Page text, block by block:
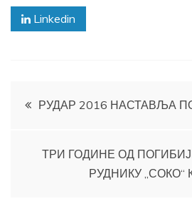
Linkedin
Кретање
РУДАР 2016 НАСТАВЉА
ТРИ ГОДИНЕ ОД
РУДНИКУ